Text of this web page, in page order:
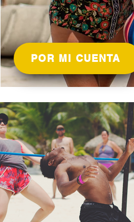
POR MI CUENTA